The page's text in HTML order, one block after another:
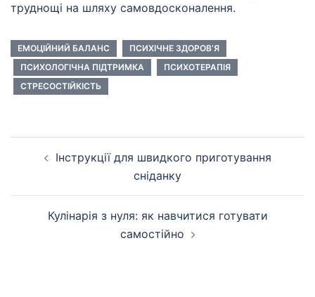
труднощі на шляху самовдосконалення.
ЕМОЦІЙНИЙ БАЛАНС
ПСИХІЧНЕ ЗДОРОВ’Я
ПСИХОЛОГІЧНА ПІДТРИМКА
ПСИХОТЕРАПІЯ
СТРЕСОСТІЙКІСТЬ
Навігація
запису
Інструкції для швидкого приготування
сніданку
Кулінарія з нуля: як навчитися готувати
самостійно